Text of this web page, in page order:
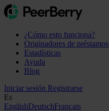
¿Cómo esto funciona?
Originadores de préstamos
Estadísticas
Ayuda
Blog
Iniciar sesión Registrarse
Es
EnglishDeutschFrançais